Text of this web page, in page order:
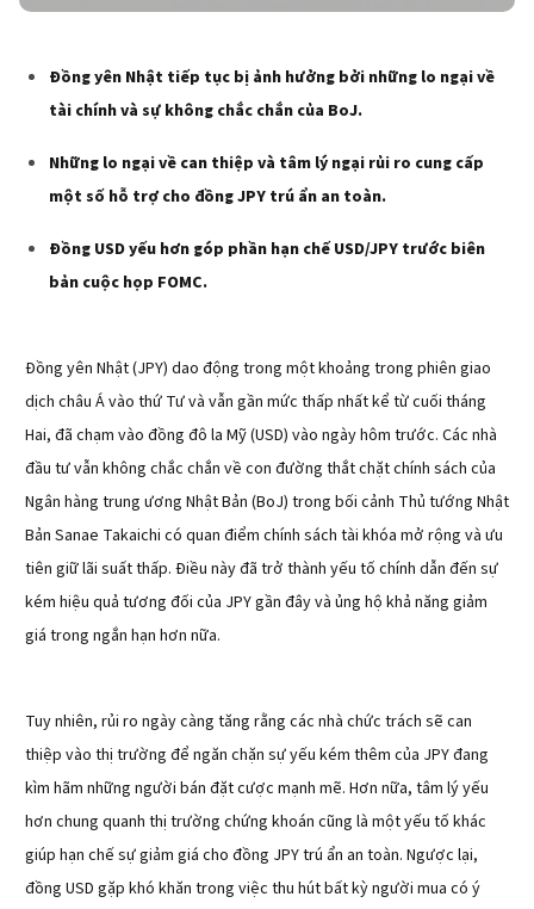
Đồng yên Nhật tiếp tục bị ảnh hưởng bởi những lo ngại về
tài chính và sự không chắc chắn của BoJ.
Những lo ngại về can thiệp và tâm lý ngại rủi ro cung cấp
một số hỗ trợ cho đồng JPY trú ẩn an toàn.
Đồng USD yếu hơn góp phần hạn chế USD/JPY trước biên
bản cuộc họp FOMC.
Đồng yên Nhật (JPY) dao động trong một khoảng trong phiên giao
dịch châu Á vào thứ Tư và vẫn gần mức thấp nhất kể từ cuối tháng
Hai, đã chạm vào đồng đô la Mỹ (USD) vào ngày hôm trước. Các nhà
đầu tư vẫn không chắc chắn về con đường thắt chặt chính sách của
Ngân hàng trung ương Nhật Bản (BoJ) trong bối cảnh Thủ tướng Nhật
Bản Sanae Takaichi có quan điểm chính sách tài khóa mở rộng và ưu
tiên giữ lãi suất thấp. Điều này đã trở thành yếu tố chính dẫn đến sự
kém hiệu quả tương đối của JPY gần đây và ủng hộ khả năng giảm
giá trong ngắn hạn hơn nữa.
Tuy nhiên, rủi ro ngày càng tăng rằng các nhà chức trách sẽ can
thiệp vào thị trường để ngăn chặn sự yếu kém thêm của JPY đang
kìm hãm những người bán đặt cược mạnh mẽ. Hơn nữa, tâm lý yếu
hơn chung quanh thị trường chứng khoán cũng là một yếu tố khác
giúp hạn chế sự giảm giá cho đồng JPY trú ẩn an toàn. Ngược lại,
đồng USD gặp khó khăn trong việc thu hút bất kỳ người mua có ý